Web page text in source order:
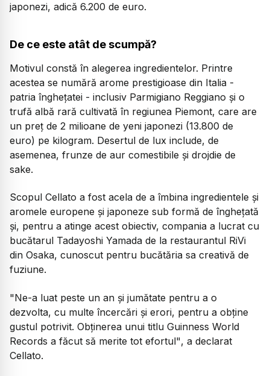
japonezi, adică 6.200 de euro.
De ce este atât de scumpă?
Motivul constă în alegerea ingredientelor. Printre
acestea se numără arome prestigioase din Italia -
patria înghețatei - inclusiv Parmigiano Reggiano și o
trufă albă rară cultivată în regiunea Piemont, care are
un preț de 2 milioane de yeni japonezi (13.800 de
euro) pe kilogram. Desertul de lux include, de
asemenea, frunze de aur comestibile și drojdie de
sake.
Scopul Cellato a fost acela de a îmbina ingredientele și
aromele europene și japoneze sub formă de înghețată
și, pentru a atinge acest obiectiv, compania a lucrat cu
bucătarul Tadayoshi Yamada de la restaurantul RiVi
din Osaka, cunoscut pentru bucătăria sa creativă de
fuziune.
"Ne-a luat peste un an și jumătate pentru a o
dezvolta, cu multe încercări și erori, pentru a obține
gustul potrivit. Obținerea unui titlu Guinness World
Records a făcut să merite tot efortul", a declarat
Cellato.